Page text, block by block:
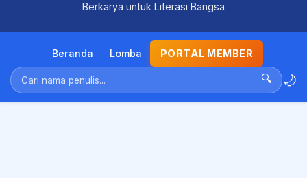
Berkarya untuk Literasi Bangsa
Beranda Lomba PORTAL MEMBER
🔍 🌙